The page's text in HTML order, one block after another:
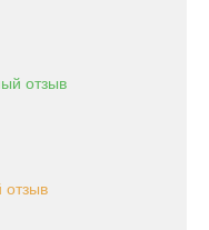
отзыв
отзыв